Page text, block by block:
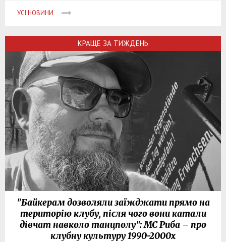
УСІ НОВИНИ
КРАЩЕ ЗА ТИЖДЕНЬ
"Байкерам дозволяли заїжджати прямо на
територію клубу, після чого вони катали
дівчат навколо танцполу": МС Риба – про
клубну культуру 1990-2000х